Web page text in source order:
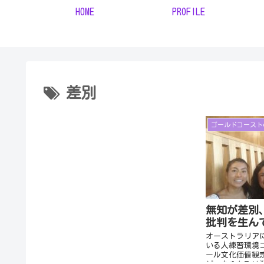
HOME PROFILE
差別
ゴールドコース
無知が差別
批判を生ん
オーストラリア
いる人練習環境
ール文化価値観